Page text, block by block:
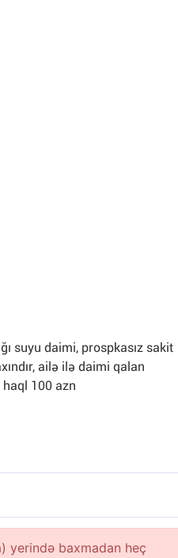
suyu daimi, prospkasız sakit
ailə ilə daimi qalan
100 azn
yerində baxmadan heç